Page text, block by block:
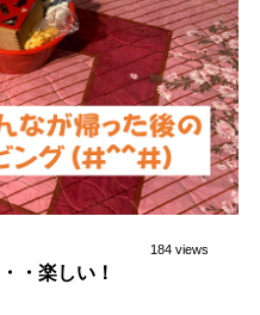
184 views
・楽しい！